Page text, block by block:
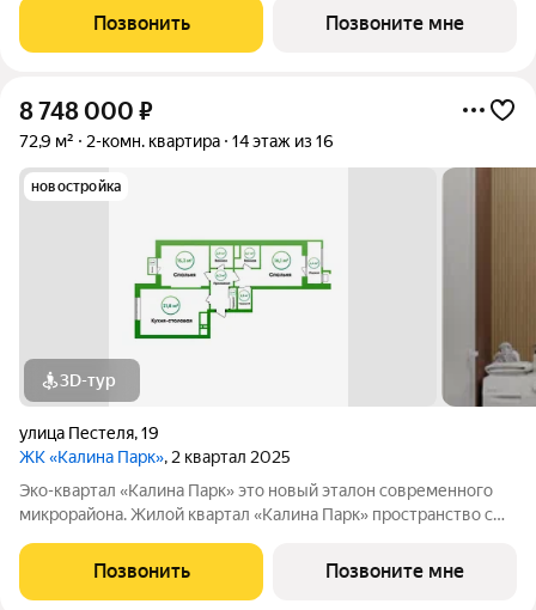
эргономичными планировками квартир, безопасными дворами
и развитой, продуманной
Позвонить Позвоните мне
8 748 000 ₽
72,9 м² 2-комн. квартира 14 этаж из 16
новостройка
3D-тур
улица Пестеля,19
ЖК «Калина Парк», 2 квартал 2025
Эко-квартал «Калина Парк» это новый эталон современного
микрорайона. Жилой квартал «Калина Парк» пространство с
эргономичными планировками квартир, безопасными дворами
и развитой, продуманной
Позвонить Позвоните мне